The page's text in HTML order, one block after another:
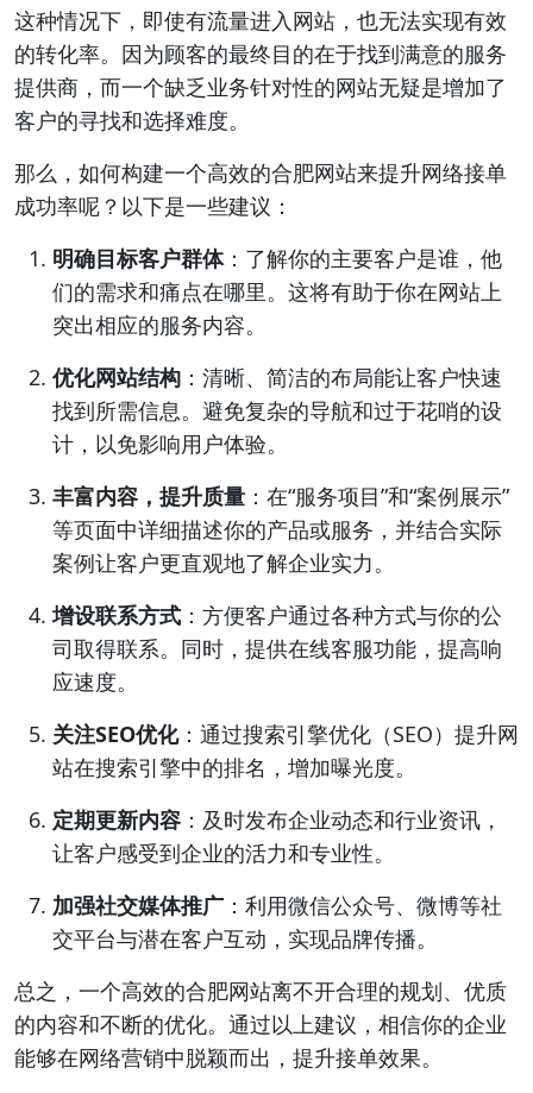
这种情况下，即使有流量进入网站，也无法实现有效
的转化率。因为顾客的最终目的在于找到满意的服务
提供商，而一个缺乏业务针对性的网站无疑是增加了
客户的寻找和选择难度。
那么，如何构建一个高效的合肥网站来提升网络接单
成功率呢？以下是一些建议：
明确目标客户群体：了解你的主要客户是谁，他
们的需求和痛点在哪里。这将有助于你在网站上
突出相应的服务内容。
优化网站结构 ：清晰、简洁的布局能让客户快速
找到所需信息。避免复杂的导航和过于花哨的设
计，以免影响用户体验。
丰富内容，提升质量 ：在“服务项目”和“案例展示”
等页面中详细描述你的产品或服务，并结合实际
案例让客户更直观地了解企业实力。
增设联系方式 ：方便客户通过各种方式与你的公
司取得联系。同时，提供在线客服功能，提高响
应速度。
关注SEO优化：通过搜索引擎优化（SEO）提升网
站在搜索引擎中的排名，增加曝光度。
定期更新内容 ：及时发布企业动态和行业资讯，
让客户感受到企业的活力和专业性。
加强社交媒体推广 ：利用微信公众号、微博等社
交平台与潜在客户互动，实现品牌传播。
总之，一个高效的合肥网站离不开合理的规划、优质
的内容和不断的优化。通过以上建议，相信你的企业
能够在网络营销中脱颖而出，提升接单效果。